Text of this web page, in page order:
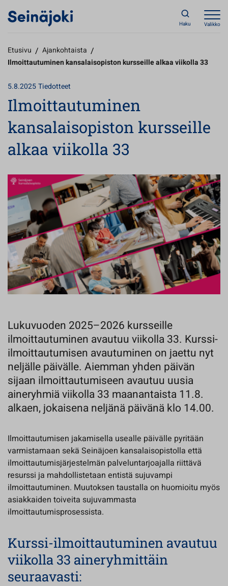
Haku Valikko
Etusivu / Ajankohtaista /
Ilmoittautuminen kansalaisopiston kursseille alkaa viikolla 33
5.8.2025Tiedotteet
Ilmoittautuminen
kansalaisopiston kursseille
alkaa viikolla 33
Lukuvuoden 2025–2026 kursseille
ilmoittautuminen avautuu viikolla 33. Kurssi-
ilmoittautumisen avautuminen on jaettu nyt
neljälle päivälle. Aiemman yhden päivän
sijaan ilmoittautumiseen avautuu uusia
aineryhmiä viikolla 33 maanantaista 11.8.
alkaen, jokaisena neljänä päivänä klo 14.00.
Ilmoittautumisen jakamisella usealle päivälle pyritään
varmistamaan sekä Seinäjoen kansalaisopistolla että
ilmoittautumisjärjestelmän palveluntarjoajalla riittävä
resurssi ja mahdollistetaan entistä sujuvampi
ilmoittautuminen. Muutoksen taustalla on huomioitu myös
asiakkaiden toiveita sujuvammasta
ilmoittautumisprosessista.
Kurssi-ilmoittautuminen avautuu
viikolla 33 aineryhmittäin
seuraavasti: